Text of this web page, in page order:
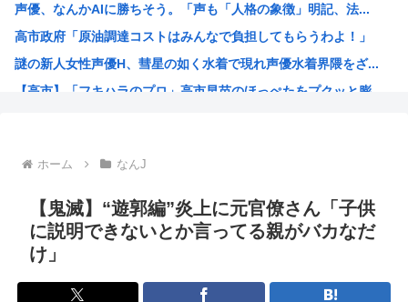
【画像】骨格ストレートな女さん、絶対に男受けが悪いカラダ...
日産e-power、無給油で1980km走行しギネス記録...
【画像】思わず保存したくなる「笑える画像・最高な画像」貼...
声優、なんかAIに勝ちそう。「声も「人格の象徴」明記、法...
高市政府「原油調達コストはみんなで負担してもらうわよ！」
謎の新人女性声優H、彗星の如く水着で現れ声優水着界隈をざ...
【高市】「フキハラのプロ」高市早苗のほっぺたをプクッと膨...
例のダンスアニメの作者、ヤバすぎる
高市早苗の消費税減税、93%が「賛成」www
ワイ小学生やけどアナログで絵描いたから見て
国家情報局のスパイ通報フォーム、マイクロソフト365だっ...
ハンターハンターのゴンっておるやん
ホーム なんJ
【鬼滅】“遊郭編”炎上に元官僚さん「子供
に説明できないとか言ってる親がバカなだ
け」